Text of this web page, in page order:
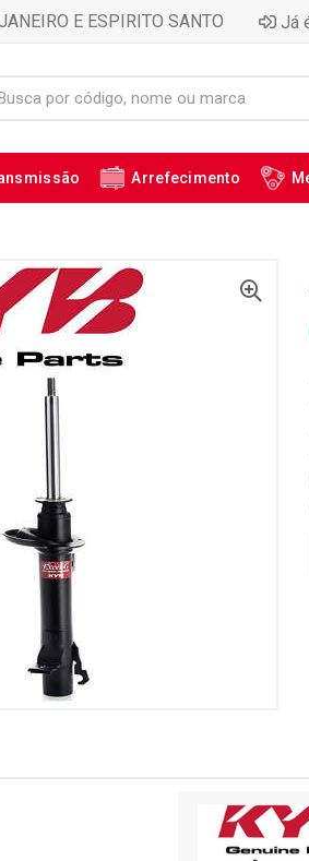
E ESPIRITO SANTO Já
Arrefecimento